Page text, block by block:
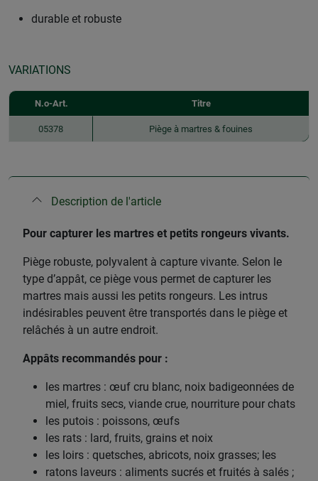
durable et robuste
VARIATIONS
N.o-Art. Titre
05378 Piège à martres & fouines
Description de l'article
​Pour capturer les martres et petits rongeurs vivants.
Piège robuste, polyvalent à capture vivante. Selon le
type d’appât, ce piège vous permet de capturer les
martres mais aussi les petits rongeurs. Les intrus
indésirables peuvent être transportés dans le piège et
relâchés à un autre endroit.
Appâts recommandés pour :
les martres : œuf cru blanc, noix badigeonnées de
miel, fruits secs, viande crue, nourriture pour chats
les putois : poissons, œufs
les rats : lard, fruits, grains et noix
les loirs : quetsches, abricots, noix grasses; les
ratons laveurs : aliments sucrés et fruités à salés ;